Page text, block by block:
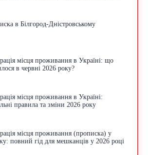
в Білгород-Дністровському
місця проживання в Україні: що
в червні 2026 року?
місця проживання в Україні:
правила та зміни 2026 року
місця проживання (прописка) у
повний гід для мешканців у 2026 році